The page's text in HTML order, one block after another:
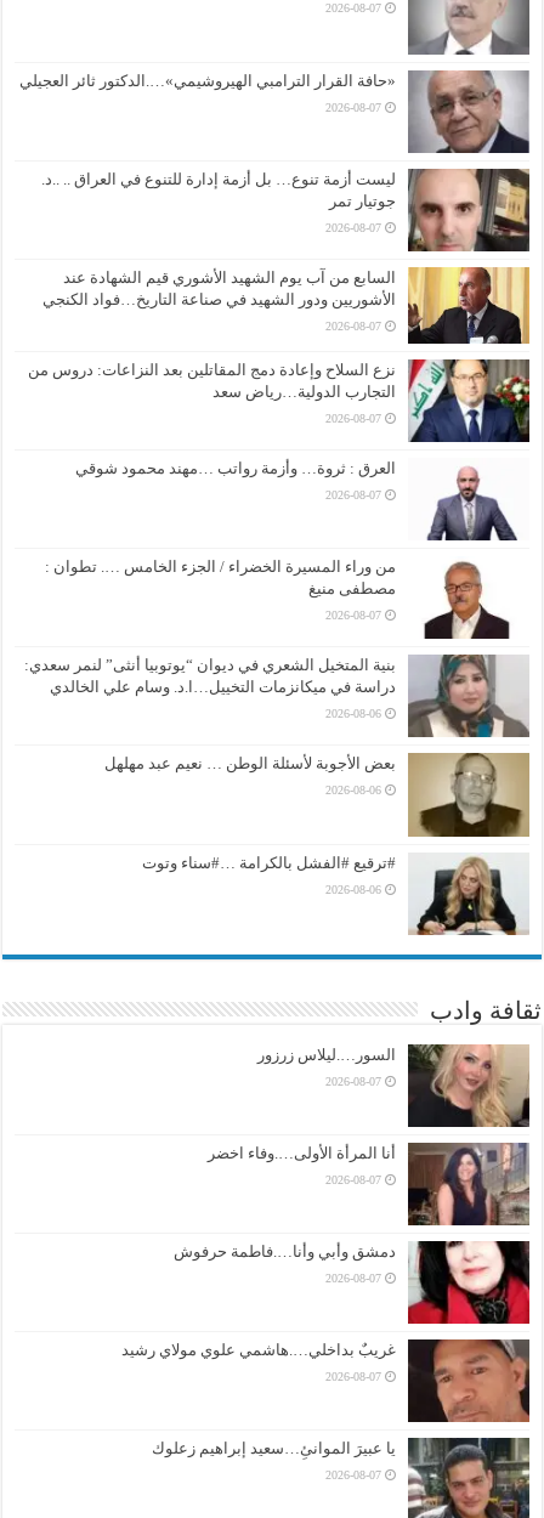
2026-08-07
«حافة القرار الترامبي الهيروشيمي»….الدكتور ثائر العجيلي
2026-08-07
ليست أزمة تنوع… بل أزمة إدارة للتنوع في العراق .. ..د.
جوتيار تمر
2026-08-07
السابع من آب يوم الشهيد الأشوري قيم الشهادة عند
الأشوريين ودور الشهيد في صناعة التاريخ…فواد الكنجي
2026-08-07
نزع السلاح وإعادة دمج المقاتلين بعد النزاعات: دروس من
التجارب الدولية…رياض سعد
2026-08-07
العرق : ثروة… وأزمة رواتب …مهند محمود شوقي
2026-08-07
من وراء المسيرة الخضراء / الجزء الخامس …. تطوان :
مصطفى منيغ
2026-08-07
بنية المتخيل الشعري في ديوان “يوتوبيا أنثى” لنمر سعدي:
دراسة في ميكانزمات التخييل…ا.د. وسام علي الخالدي
2026-08-06
بعض الأجوبة لأسئلة الوطن … نعيم عبد مهلهل
2026-08-06
#ترقيع #الفشل بالكرامة …#سناء وتوت
2026-08-06
ثقافة وادب
السور….ليلاس زرزور
2026-08-07
أنا المرأة الأولى….وفاء اخضر
2026-08-07
دمشق وأبي وأنا….فاطمة حرفوش
2026-08-07
غريبٌ بداخلي….هاشمي علوي مولاي رشيد
2026-08-07
يا عبيرَ الموانئِ…سعيد إبراهيم زعلوك
2026-08-07